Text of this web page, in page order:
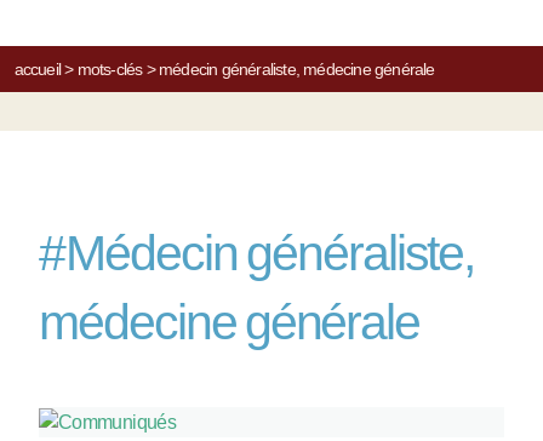
accueil> mots-clés> médecin généraliste, médecine générale
#Médecin généraliste,
médecine générale